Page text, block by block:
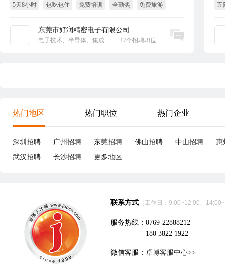
5天8小时 包吃包住 免费培训 全勤奖
免费旅游
东莞市好润精密电子有限公司
电子技术、半导体、集成电路 17个招聘职位
立即沟通
五
热门地区 热门职位 热门企业
深圳招聘 广州招聘 东莞招聘 佛山招聘 中山招聘
惠
武汉招聘
长沙招聘 更多地区
联系方式 （工作日：9:00~12:00、
服务热线：0769-22888212
180 3822 1922
微信客服： 卓博客服中心>>